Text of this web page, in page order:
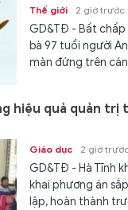
Thế giới 2 giờ trước
GD&TĐ - Bất
bà 97 tuổi người
màn đứng trên
hiệu quả quản
Giáo dục 2 giờ
GD&TĐ - Hà Tĩnh
khai phương án
lập, hoàn thành